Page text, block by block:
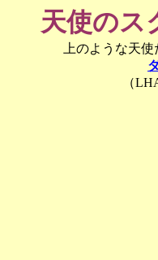
天使のス
上のような天
（